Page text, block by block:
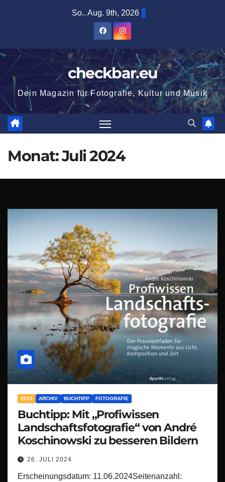
So.. Aug. 9th, 2026
checkbar.eu
Dein Magazin für Fotografie, Kultur und Musik
Monat:Juli 2024
2024 ARCHIV BUCHTIPP FOTOGRAFIE
Buchtipp: Mit „Profiwissen
Landschaftsfotografie“ von André
Koschinowski zu besseren Bildern
26. JULI 2024
Erscheinungsdatum: 11.06.2024Seitenanzahl: